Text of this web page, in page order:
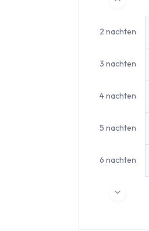
2 nachten
3 nachten
4 nachten
5 nachten
6 nachten